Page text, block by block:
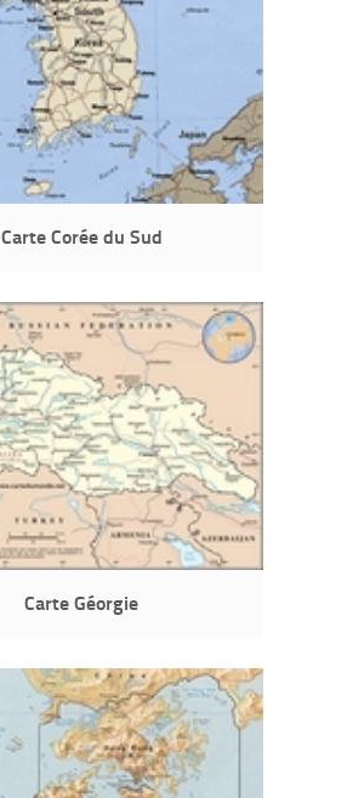
Carte Corée du Sud
Carte Géorgie